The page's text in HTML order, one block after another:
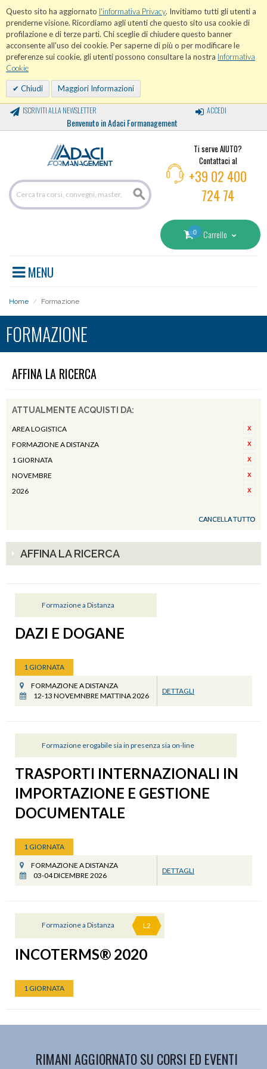
Questo sito ha aggiornato l'informativa Privacy. Invitiamo tutti gli utenti a
prenderne visione. Ricordiamo agli utenti che questo sito usa cookie di
profilazione e di terze parti. Chi sceglie di chiudere questo banner
acconsente all'uso dei cookie. Per saperne di più o per modificare le
preferenze sui cookie, gli utenti possono consultare la nostra Informativa
Cookie
Chiudi Maggiori Informazioni
ISCRIVITI ALLA NEWSLETTER
Benvenuto in Adaci Formanagement
ACCEDI
Ti serve AIUTO?
Contattaci al
+39 02 400
724 74
0 Carrello
MENU
Home / Formazione
FORMAZIONE
AFFINA LA RICERCA
ATTUALMENTE ACQUISTI DA:
AREA LOGISTICA
FORMAZIONE A DISTANZA
1 GIORNATA
NOVEMBRE
2026
CANCELLA TUTTO
AFFINA LA RICERCA
Formazione a Distanza
DAZI E DOGANE
1 GIORNATA
FORMAZIONE A DISTANZA
12-13 NOVEMNBRE MATTINA 2026
DETTAGLI
Formazione erogabile sia in presenza sia on-line
TRASPORTI INTERNAZIONALI IN
IMPORTAZIONE E GESTIONE
DOCUMENTALE
1 GIORNATA
FORMAZIONE A DISTANZA
03-04 DICEMBRE 2026
DETTAGLI
Formazione a Distanza L2
INCOTERMS® 2020
1 GIORNATA
RIMANI AGGIORNATO SU CORSI ED EVENTI